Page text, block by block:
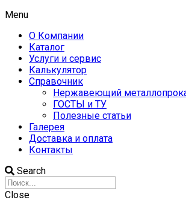
Menu
О Компании
Каталог
Услуги и сервис
Калькулятор
Справочник
Нержавеющий
ГОСТЫ и ТУ
Полезные статьи
Галерея
Доставка и оплата
Контакты
Search
Close